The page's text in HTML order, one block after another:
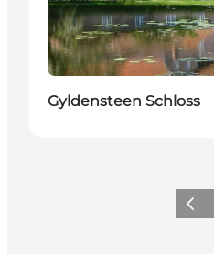
Gyldensteen Schloss